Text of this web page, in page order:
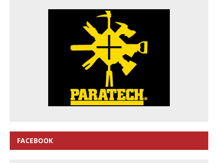
FACEBOOK